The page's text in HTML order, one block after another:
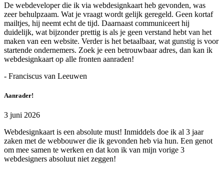
De webdeveloper die ik via webdesignkaart heb gevonden, was
zeer behulpzaam. Wat je vraagt wordt gelijk geregeld. Geen kortaf
mailtjes, hij neemt echt de tijd. Daarnaast communiceert hij
duidelijk, wat bijzonder prettig is als je geen verstand hebt van het
maken van een website. Verder is het betaalbaar, wat gunstig is voor
startende ondernemers. Zoek je een betrouwbaar adres, dan kan ik
webdesignkaart op alle fronten aanraden!
- Franciscus van Leeuwen
Aanrader!
3 juni 2026
Webdesignkaart is een absolute must! Inmiddels doe ik al 3 jaar
zaken met de webbouwer die ik gevonden heb via hun. Een genot
om mee samen te werken en dat kon ik van mijn vorige 3
webdesigners absoluut niet zeggen!